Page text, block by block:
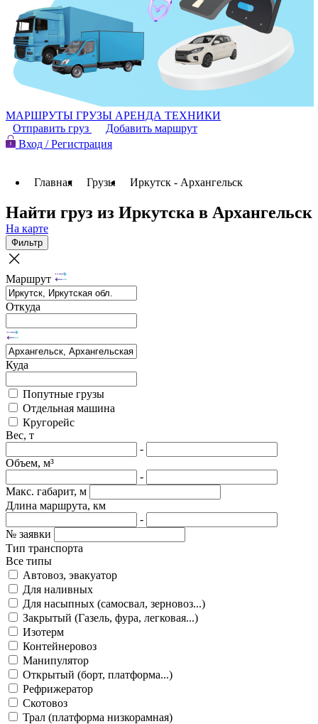
МАРШРУТЫ ГРУЗЫ АРЕНДА ТЕХНИКИ
Отправить груз
Добавить маршрут
Вход / Регистрация
Главная Грузы Иркутск - Архангельск
Найти груз из Иркутска в Архангельск
На карте
Фильтр
Маршрут
Откуда
Куда
Попутные грузы
Отдельная машина
Кругорейс
Вес, т
-
Объем, м³
-
Макс. габарит, м
Длина маршрута, км
-
№ заявки
Тип транспорта
Все типы
Автовоз, эвакуатор
Для наливных
Для насыпных (самосвал, зерновоз...)
Закрытый (Газель, фура, легковая...)
Изотерм
Контейнеровоз
Манипулятор
Открытый (борт, платформа...)
Рефрижератор
Скотовоз
Трал (платформа низкорамная)